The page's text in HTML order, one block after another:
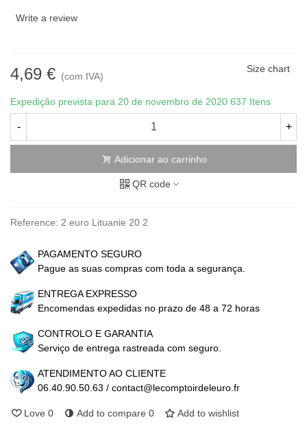
Write a review
4,69 € (com IVA)
Size chart
Expedição prevista para 20 de novembro de 2020 637 Itens
- +
Adicionar ao carrinho
QR code
Reference: 2 euro Lituanie 20 2
PAGAMENTO SEGURO
Pague as suas compras com toda a segurança.
ENTREGA EXPRESSO
Encomendas expedidas no prazo de 48 a 72 horas
CONTROLO E GARANTIA
Serviço de entrega rastreada com seguro.
ATENDIMENTO AO CLIENTE
06.40.90.50.63 / contact@lecomptoirdeleuro.fr
Love 0 Add to compare 0 Add to wishlist